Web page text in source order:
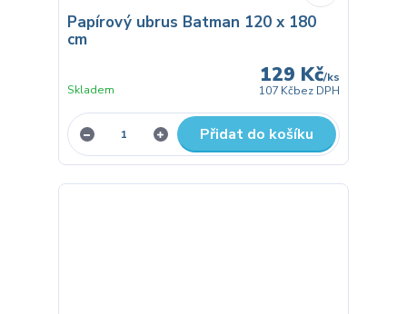
Papírový ubrus Batman 120 x 180
cm
129 Kč/ks
107 Kčbez DPH
Skladem
Přidat do košíku